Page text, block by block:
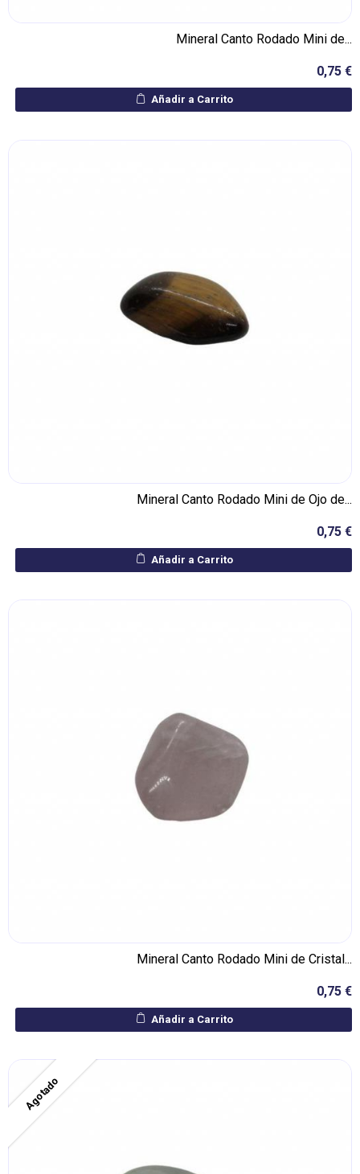
Mineral Canto Rodado Mini de...
0,75 €
Añadir a Carrito
Mineral Canto Rodado Mini de Ojo de...
0,75 €
Añadir a Carrito
Mineral Canto Rodado Mini de Cristal...
0,75 €
Añadir a Carrito
Agotado